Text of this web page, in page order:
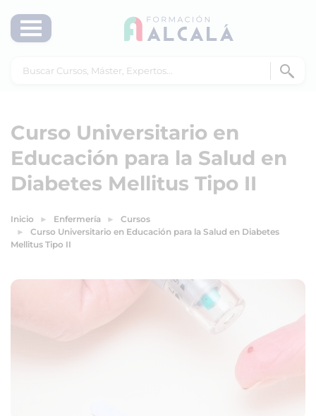
Curso Universitario en
Educación para la Salud en
Diabetes Mellitus Tipo II
Inicio Enfermería
Cursos
Curso Universitario en Educación para la Salud en Diabetes
Mellitus Tipo II